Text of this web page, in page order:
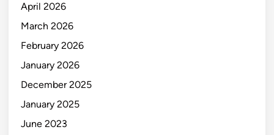
April 2026
March 2026
February 2026
January 2026
December 2025
January 2025
June 2023